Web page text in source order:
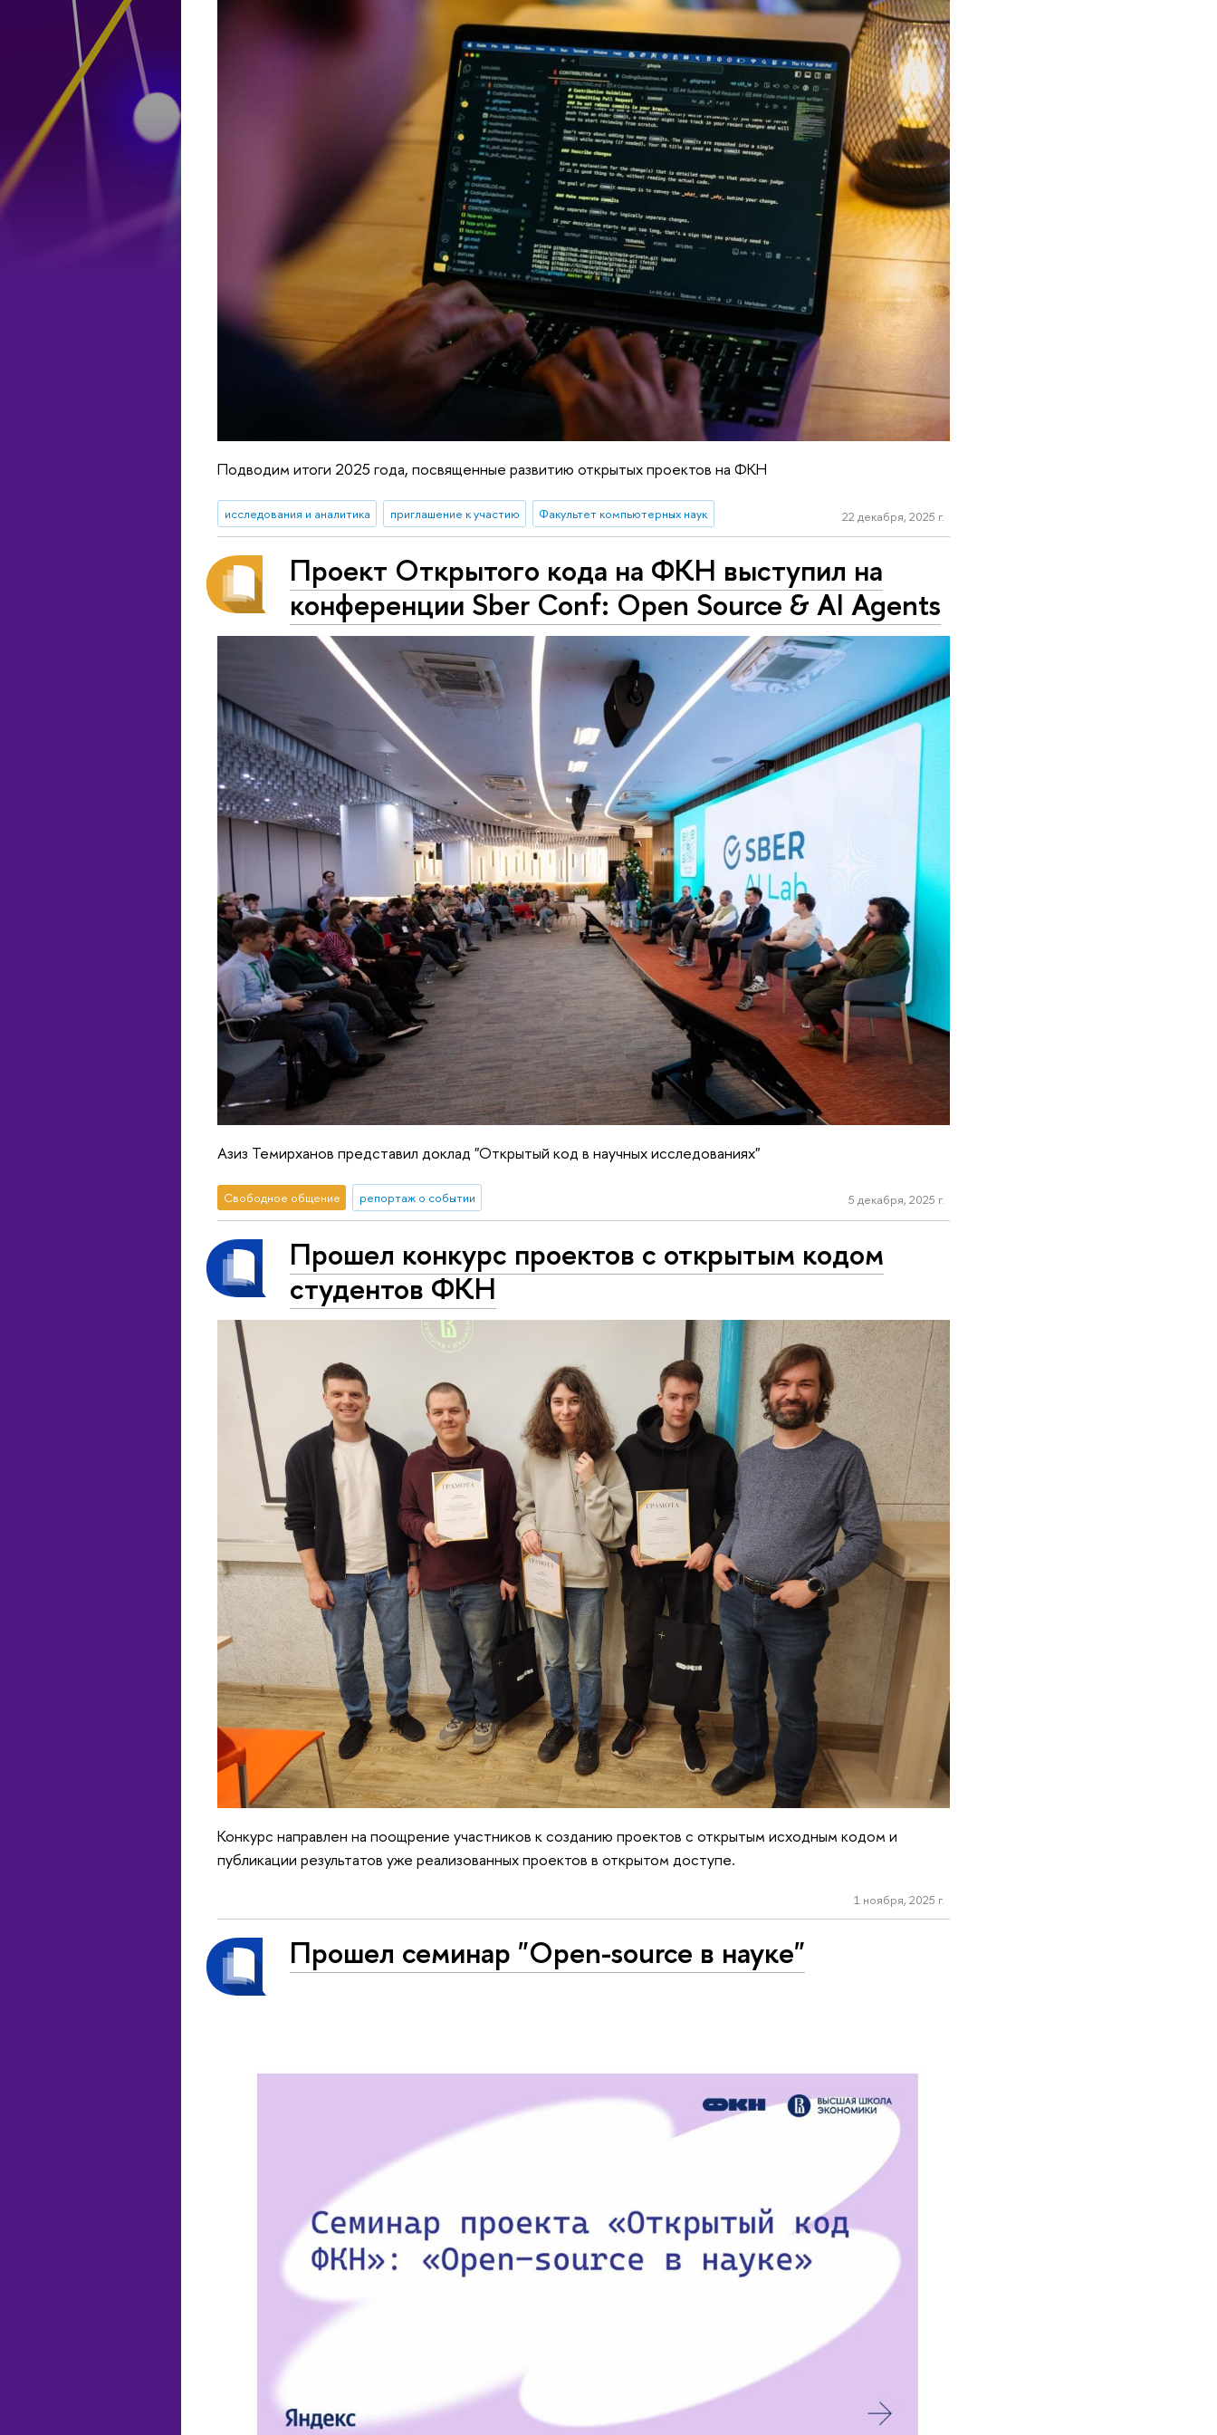
Подводим итоги 2025 года, посвященные развитию открытых проектов на ФКН
исследования и аналитика приглашение к участию Факультет компьютерных наук 22 декабря, 2025 г.
Проект Открытого кода на ФКН выступил на
конференции Sber Conf: Open Source & AI Agents
Азиз Темирханов представил доклад "Открытый код в научных исследованиях"
Свободное общение репортаж о событии 5 декабря, 2025 г.
Прошел конкурс проектов с открытым кодом
студентов ФКН
Конкурс направлен на поощрение участников к созданию проектов с открытым исходным кодом и
публикации результатов уже реализованных проектов в открытом доступе.
1 ноября, 2025 г.
Прошел семинар "Open-source в науке"